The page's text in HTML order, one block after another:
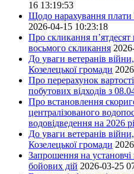
16 13:19:53
Щодо нарахування
2026-04-15 10:23:18
Про скликання п’ятдесят
восьмого скликання
До уваги ветеранів
Козелецької громади
Про перерахунок
побутових відходів з
Про встановлення
централізованого
водовідведення на 2026
До уваги ветеранів
Козелецької громади
Запрошення на установчі
бойових дій 2026-03-25